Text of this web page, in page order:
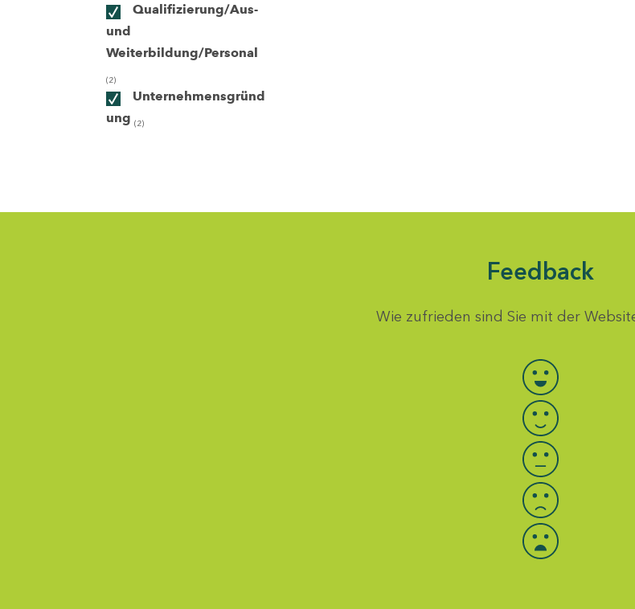
Qualifizierung/Aus-
und
Weiterbildung/Personal
(2)
Unternehmensgründ
ung (2)
Feedback
Wie zufrieden sind Sie mit der
Bewertung